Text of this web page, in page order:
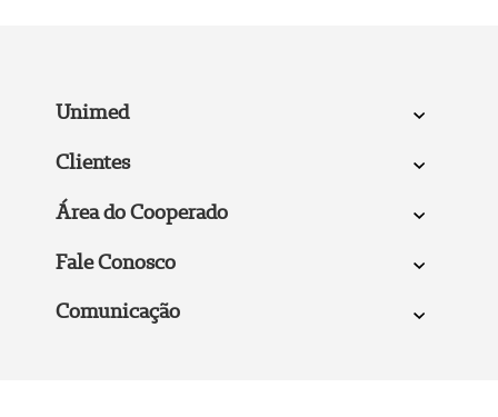
Unimed
Clientes
Área do Cooperado
Fale Conosco
Comunicação